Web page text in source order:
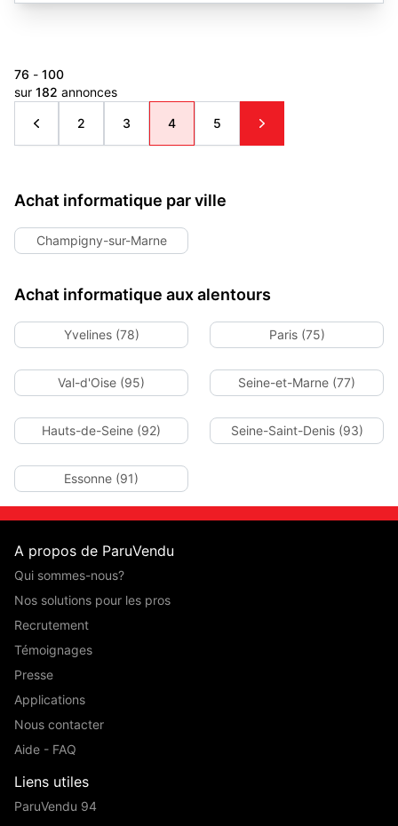
76 - 100
sur 182 annonces
2 3 4 5
Achat informatique par ville
Champigny-sur-Marne
Achat informatique aux alentours
Yvelines (78) Paris (75)
Val-d'Oise (95) Seine-et-Marne (77)
Hauts-de-Seine (92) Seine-Saint-Denis (93)
Essonne (91)
A propos de ParuVendu
Qui sommes-nous?
Nos solutions pour les pros
Recrutement
Témoignages
Presse
Applications
Nous contacter
Aide - FAQ
Liens utiles
ParuVendu 94